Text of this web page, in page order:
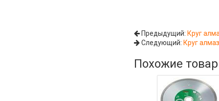
Предыдущий: Круг
Следующий: Круг
Похожие